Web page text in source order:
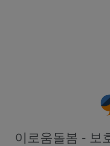
이로움돌봄 - 보